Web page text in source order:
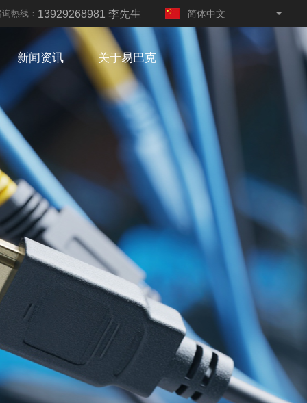
热线： 13929268981 李先生 简体中文
English
新闻资讯 关于易巴克